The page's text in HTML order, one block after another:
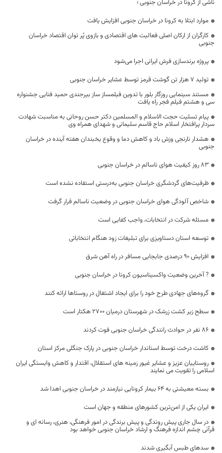
ناشی از کرونا در خراسان جنوبی ؛
موارد ابتلا به کرونا در خراسان جنوبی افزایش یافت
کارگران از ارکان اصلی فعالیت های اقتصادی و بازوی پُر توان اقتصاد خراسان
جنوبی
پروژه برندسازی فرش ایرانی اجرا می‌شود
تولید 7 هزار تن گوشت قرمز توسط عشایر خراسان جنوبی
مستند سینمایی روزگار بلور با تدوین فیلمساز ساز بیرجندی حمید فنایی جشنواره
سی و هشتم فیلم فجر راه یافت
پیام تسلیت حجت الاسلام و المسلمین دکتر حسن روحانی به مناسبت شهادت
سردار پرافتخار اسلام حاج قاسم سلیمانی و شهدای همراه وی
هشدار نارنجی وزش باد و کاهش دما و وقوع یخبندان هفته آینده در خراسان
جنوبی
۸۳ روز کیفیت هوای ناسالم در خراسان جنوبی
ظرفیت‌های گردشگری خراسان جنوبی به‌درستی استفاده نشده است
شاخص آلودگی هوای خراسان جنوبی در وضعیت ناسالم قرار گرفت
مسئله شرکت در انتخابات، واجب کفایی است
توسعه استان دستاویزی برای تبلیغات زود هنگام انتخاباتی
افزایش ۹۰ درصدی جابجایی مسافر در راه آهن شرق
? آخرین وضعیت واکسیناسیون کرونا در خراسان جنوبی
گروه‌های جهادی طرح خود را برای ایجاد اشتغال در روستاها ارائه کنند
سطح زیر کشت زرشک در شهرستان درمیان ۲۷۰۰ هکتار است
۸۶ نفر در حوادث رانندگی خراسان جنوبی فوت کردند
کاشت درخت توسط استاندار خراسان جنوبی در پارک جنگلی مرکز استان
روستاییان عزیز و عشایر غیور زمینه های استقلال، اقتدار و کاهش وابستگی ایران
اسلامی را تقویت می نمایند
بسته معیشتی به ۶۴ بیمار کرونایی نیازمند در خراسان جنوبی اهدا شد
ایران یکی از امن‌ترین کشورهای منطقه و جهان است
در سال جاری پیش روندگی و پیش برندگی در امور فرهنگی، هنری، رسانه ای و
قرآنی چشم اندازه فرهنگ و ارشاد خراسان جنوبی خواهد بود
سدهای طبس آبگیری شدند